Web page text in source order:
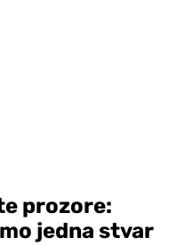
prozore:
jedna stvar